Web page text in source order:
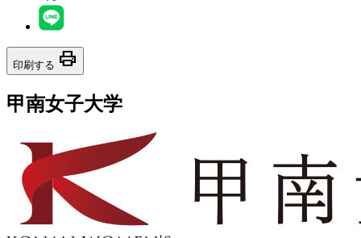
印刷する print
甲南女子大学